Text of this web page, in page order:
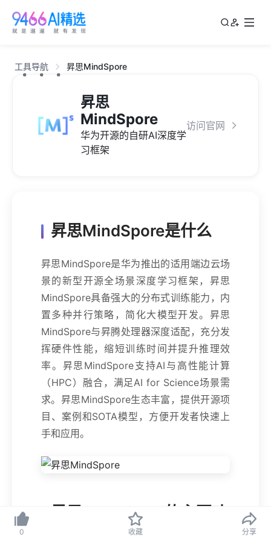
0 收藏 分享
工具导航 昇思MindSpore
昇思
MindSpore
华为开源的自研AI深度学
习框架
访问官网
昇思MindSpore是什么
昇思MindSpore是华为推出的适用端边云场
景的新型开源全场景深度学习框架，昇思
MindSpore具备强大的分布式训练能力，内
置多种并行策略，简化大模型开发。昇思
MindSpore与昇腾处理器深度适配，充分发
挥硬件性能，缩短训练时间并提升推理效
率。昇思MindSpore支持AI与高性能计算
（HPC）融合，满足AI for Science场景需
求。昇思MindSpore生态丰富，提供开源项
目、案例和SOTA模型，方便开发者快速上
手和应用。
昇思MindSpore的主要功